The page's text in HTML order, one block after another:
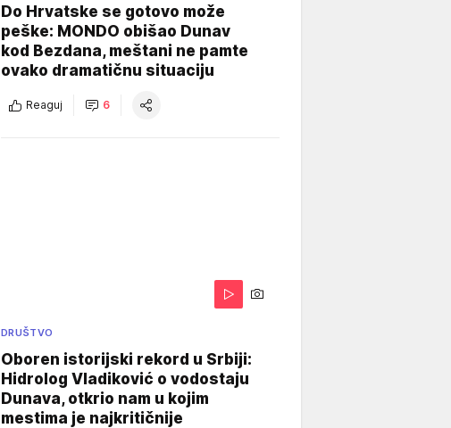
Do Hrvatske se gotovo može
peške: MONDO obišao Dunav
kod Bezdana, meštani ne pamte
ovako dramatičnu situaciju
Reaguj 6
DRUŠTVO
Oboren istorijski rekord u Srbiji:
Hidrolog Vladiković o vodostaju
Dunava, otkrio nam u kojim
mestima je najkritičnije